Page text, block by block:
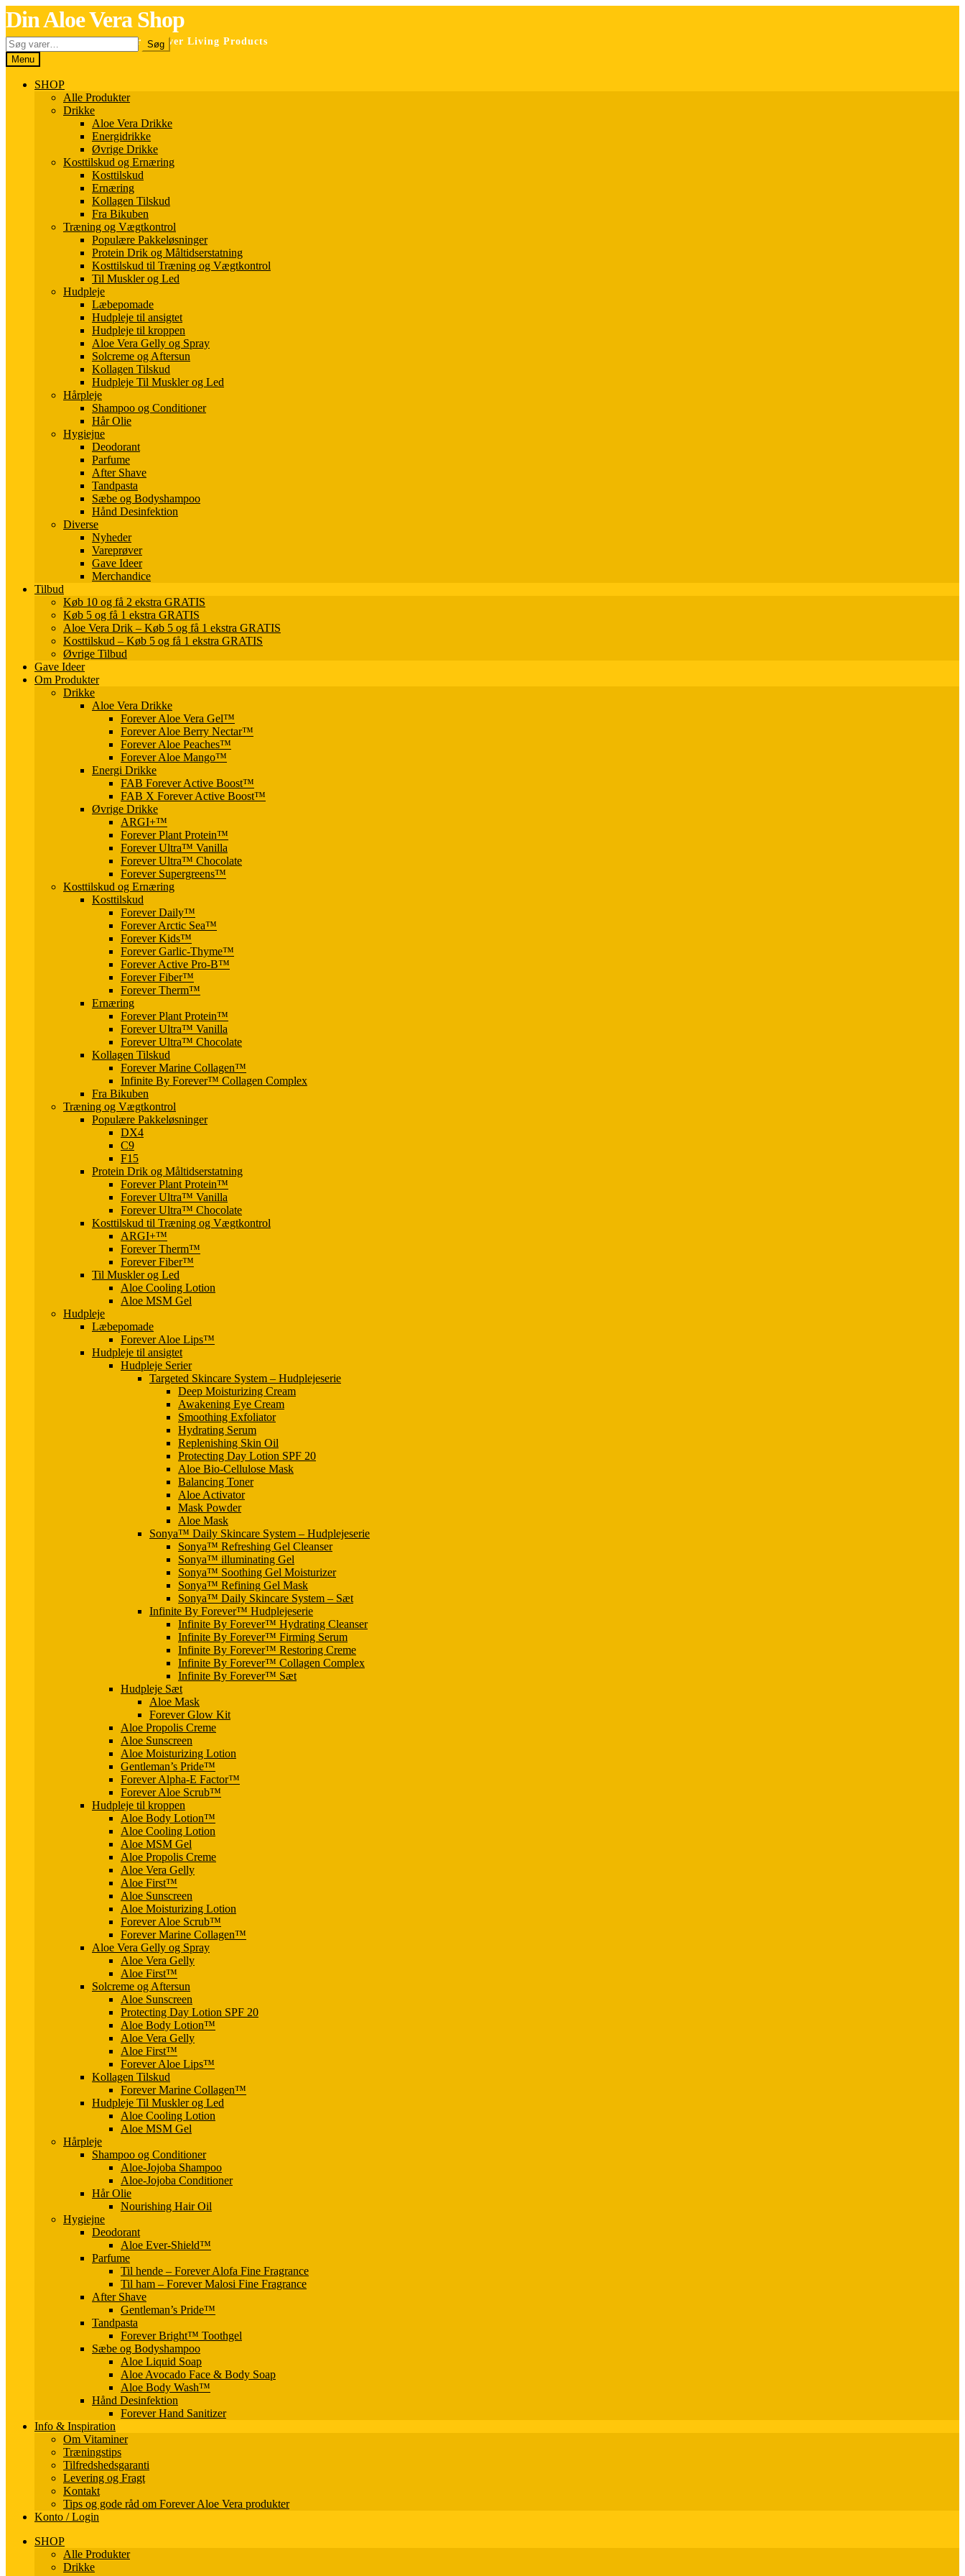
Spring
til
navigation
Spring
til
indhold
Din Aloe Vera Shop
Selvstændig forhandler for Forever Living Products
Søg
efter:
Søg
Menu
SHOP
Alle Produkter
Drikke
Aloe Vera Drikke
Energidrikke
Øvrige Drikke
Kosttilskud og Ernæring
Kosttilskud
Ernæring
Kollagen Tilskud
Fra Bikuben
Træning og Vægtkontrol
Populære Pakkeløsninger
Protein Drik og Måltidserstatning
Kosttilskud til Træning og Vægtkontrol
Til Muskler og Led
Hudpleje
Læbepomade
Hudpleje til ansigtet
Hudpleje til kroppen
Aloe Vera Gelly og Spray
Solcreme og Aftersun
Kollagen Tilskud
Hudpleje Til Muskler og Led
Hårpleje
Shampoo og Conditioner
Hår Olie
Hygiejne
Deodorant
Parfume
After Shave
Tandpasta
Sæbe og Bodyshampoo
Hånd Desinfektion
Diverse
Nyheder
Vareprøver
Gave Ideer
Merchandice
Tilbud
Køb 10 og få 2 ekstra GRATIS
Køb 5 og få 1 ekstra GRATIS
Aloe Vera Drik – Køb 5 og få 1 ekstra GRATIS
Kosttilskud – Køb 5 og få 1 ekstra GRATIS
Øvrige Tilbud
Gave Ideer
Om Produkter
Drikke
Aloe Vera Drikke
Forever Aloe Vera Gel™
Forever Aloe Berry Nectar™
Forever Aloe Peaches™
Forever Aloe Mango™
Energi Drikke
FAB Forever Active Boost™
FAB X Forever Active Boost™
Øvrige Drikke
ARGI+™
Forever Plant Protein™
Forever Ultra™ Vanilla
Forever Ultra™ Chocolate
Forever Supergreens™
Kosttilskud og Ernæring
Kosttilskud
Forever Daily™
Forever Arctic Sea™
Forever Kids™
Forever Garlic-Thyme™
Forever Active Pro-B™
Forever Fiber™
Forever Therm™
Ernæring
Forever Plant Protein™
Forever Ultra™ Vanilla
Forever Ultra™ Chocolate
Kollagen Tilskud
Forever Marine Collagen™
Infinite By Forever™ Collagen Complex
Fra Bikuben
Træning og Vægtkontrol
Populære Pakkeløsninger
DX4
C9
F15
Protein Drik og Måltidserstatning
Forever Plant Protein™
Forever Ultra™ Vanilla
Forever Ultra™ Chocolate
Kosttilskud til Træning og Vægtkontrol
ARGI+™
Forever Therm™
Forever Fiber™
Til Muskler og Led
Aloe Cooling Lotion
Aloe MSM Gel
Hudpleje
Læbepomade
Forever Aloe Lips™
Hudpleje til ansigtet
Hudpleje Serier
Targeted Skincare System – Hudplejeserie
Deep Moisturizing Cream
Awakening Eye Cream
Smoothing Exfoliator
Hydrating Serum
Replenishing Skin Oil
Protecting Day Lotion SPF 20
Aloe Bio-Cellulose Mask
Balancing Toner
Aloe Activator
Mask Powder
Aloe Mask
Sonya™ Daily Skincare System – Hudplejeserie
Sonya™ Refreshing Gel Cleanser
Sonya™ illuminating Gel
Sonya™ Soothing Gel Moisturizer
Sonya™ Refining Gel Mask
Sonya™ Daily Skincare System – Sæt
Infinite By Forever™ Hudplejeserie
Infinite By Forever™ Hydrating Cleanser
Infinite By Forever™ Firming Serum
Infinite By Forever™ Restoring Creme
Infinite By Forever™ Collagen Complex
Infinite By Forever™ Sæt
Hudpleje Sæt
Aloe Mask
Forever Glow Kit
Aloe Propolis Creme
Aloe Sunscreen
Aloe Moisturizing Lotion
Gentleman’s Pride™
Forever Alpha-E Factor™
Forever Aloe Scrub™
Hudpleje til kroppen
Aloe Body Lotion™
Aloe Cooling Lotion
Aloe MSM Gel
Aloe Propolis Creme
Aloe Vera Gelly
Aloe First™
Aloe Sunscreen
Aloe Moisturizing Lotion
Forever Aloe Scrub™
Forever Marine Collagen™
Aloe Vera Gelly og Spray
Aloe Vera Gelly
Aloe First™
Solcreme og Aftersun
Aloe Sunscreen
Protecting Day Lotion SPF 20
Aloe Body Lotion™
Aloe Vera Gelly
Aloe First™
Forever Aloe Lips™
Kollagen Tilskud
Forever Marine Collagen™
Hudpleje Til Muskler og Led
Aloe Cooling Lotion
Aloe MSM Gel
Hårpleje
Shampoo og Conditioner
Aloe-Jojoba Shampoo
Aloe-Jojoba Conditioner
Hår Olie
Nourishing Hair Oil
Hygiejne
Deodorant
Aloe Ever-Shield™
Parfume
Til hende – Forever Alofa Fine Fragrance
Til ham – Forever Malosi Fine Fragrance
After Shave
Gentleman’s Pride™
Tandpasta
Forever Bright™ Toothgel
Sæbe og Bodyshampoo
Aloe Liquid Soap
Aloe Avocado Face & Body Soap
Aloe Body Wash™
Hånd Desinfektion
Forever Hand Sanitizer
Info & Inspiration
Om Vitaminer
Træningstips
Tilfredshedsgaranti
Levering og Fragt
Kontakt
Tips og gode råd om Forever Aloe Vera produkter
Konto / Login
SHOP
Alle Produkter
Drikke